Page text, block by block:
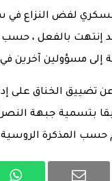
لفض النزاع في
إنتهت بالفعل ، حسب
إلى مسؤولين آخرين
تضييق الخناق على
بتسمية جبهة النصرة
المذكرة الروسية